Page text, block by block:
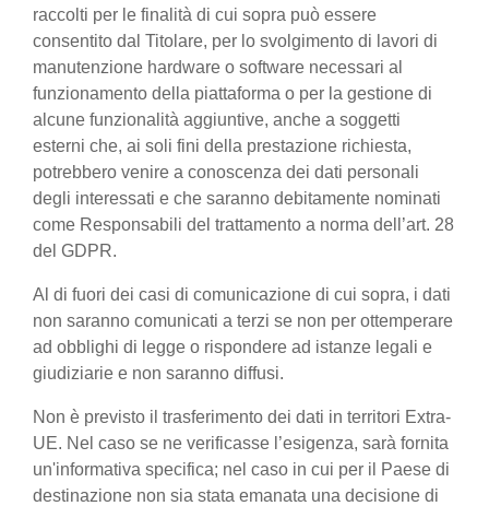
raccolti per le finalità di cui sopra può essere
consentito dal Titolare, per lo svolgimento di lavori di
manutenzione hardware o software necessari al
funzionamento della piattaforma o per la gestione di
alcune funzionalità aggiuntive, anche a soggetti
esterni che, ai soli fini della prestazione richiesta,
potrebbero venire a conoscenza dei dati personali
degli interessati e che saranno debitamente nominati
come Responsabili del trattamento a norma dell’art. 28
del GDPR.
Al di fuori dei casi di comunicazione di cui sopra, i dati
non saranno comunicati a terzi se non per ottemperare
ad obblighi di legge o rispondere ad istanze legali e
giudiziarie e non saranno diffusi.
Non è previsto il trasferimento dei dati in territori Extra-
UE. Nel caso se ne verificasse l’esigenza, sarà fornita
un'informativa specifica; nel caso in cui per il Paese di
destinazione non sia stata emanata una decisione di